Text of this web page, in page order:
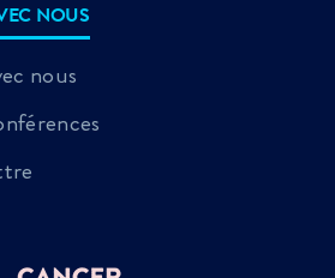
NOUS
nous